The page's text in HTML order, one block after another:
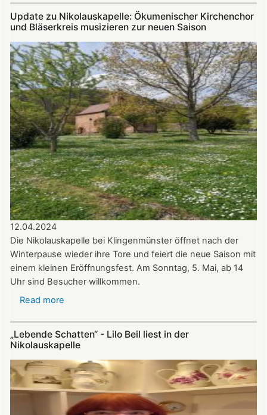
mit
Carl
am
14.07.2024
in
der
Nikolauskapelle
Update zu Nikolauskapelle: Ökumenischer Kirchenchor
und Bläserkreis musizieren zur neuen Saison
12.04.2024
Die Nikolauskapelle bei Klingenmünster öffnet nach der
Winterpause wieder ihre Tore und feiert die neue Saison mit
einem kleinen Eröffnungsfest. Am Sonntag, 5. Mai, ab 14
Uhr sind Besucher willkommen.
Read more
Nikolauskapelle:
Kirchenchor
und
Bläserkreis
musizieren
„Lebende Schatten“ - Lilo Beil liest in der
Nikolauskapelle